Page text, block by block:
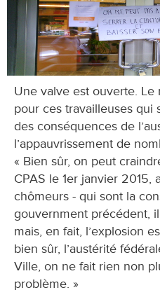
Une valve est ouverte. Le
pour ces travailleuses
des conséquences de
l’appauvrissement de
« Bien sûr, on peut
CPAS le 1er janvier 2015,
chômeurs - qui sont la
gouvernment précédent,
mais, en fait, l’explosion
bien sûr, l’austérité
Ville, on ne fait rien non
problème. »